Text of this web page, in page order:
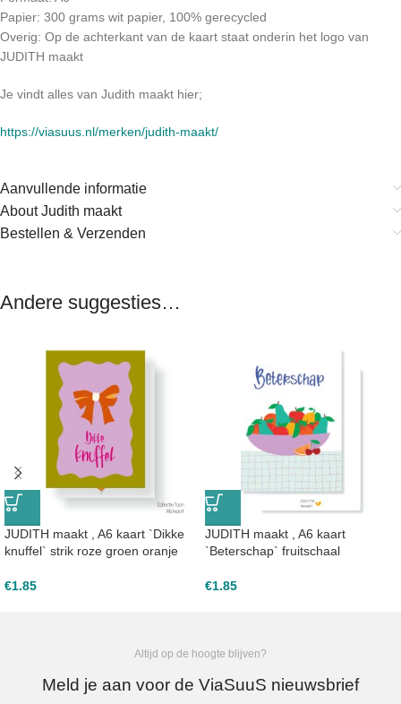
Papier: 300 grams wit papier, 100% gerecycled
Overig: Op de achterkant van de kaart staat onderin het logo van
JUDITH maakt
Je vindt alles van Judith maakt hier;
https://viasuus.nl/merken/judith-maakt/
Aanvullende informatie
About Judith maakt
Bestellen & Verzenden
Andere suggesties…
JUDITH maakt , A6 kaart `Dikke
knuffel` strik roze groen oranje
€1.85
JUDITH maakt , A6 kaart
`Beterschap` fruitschaal
€1.85
Altijd op de hoogte blijven?
Meld je aan voor de ViaSuuS nieuwsbrief